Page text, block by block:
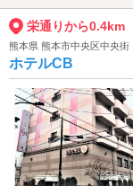
栄通りから0.4km
熊本県 熊本市中央区中央街
ホテルCB